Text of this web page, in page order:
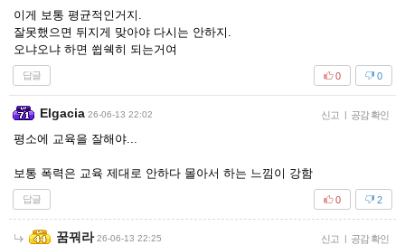
이게 보통 평균적인거지.
잘못했으면 뒤지게 맞아야 다시는 안하지.
오냐오냐 하면 쓉쉑히 되는거여
답글 0
0
Elgacia 26-06-13 22:02 신고 | 공감 확인
평소에 교육을 잘해야...
보통 폭력은 교육 제대로 안하다 몰아서 하는 느낌이 강함
답글 2
0
꿈꿔라 26-06-13 22:25 신고 | 공감 확인